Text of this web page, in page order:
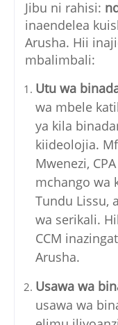
Jibu ni rahisi:
inaendelea
Arusha. Hii
mbalimbali:
Utu wa
wa mbele
ya kila
kiideolojia.
Mwenezi,
mchango wa
Tundu Lissu,
wa serikali.
CCM
Arusha.
Usawa wa
usawa wa